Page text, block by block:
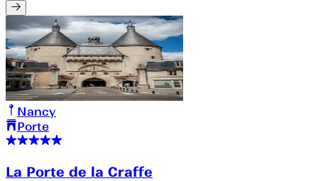
Nancy
Porte
La Porte de la Craffe